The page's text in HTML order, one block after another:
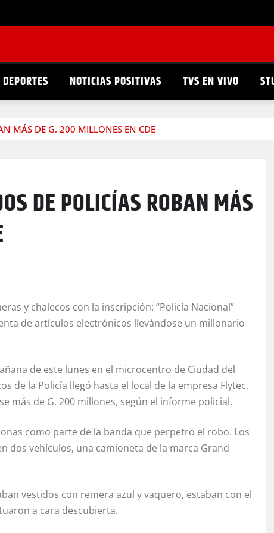
DEPORTES NOTICIAS POSITIVAS TVS EN VIVO
MÁS DE G. 200 MILLONES EN CDE
DE POLICÍAS ROBAN MÁS
y chalecos con la inscripción: “Policía Nacional”
de artículos electrónicos llevándose un millonario
de este lunes en el microcentro de Ciudad del
de la Policía llegó hasta el local de la empresa Flytec,
más de G. 200 millones, según el informe policial.
como parte de la banda que perpetró el robo. Los
dos vehículos, una camioneta de la marca Grand
vestidos con remera azul y vaquero, estaban con el
a cara descubierta.